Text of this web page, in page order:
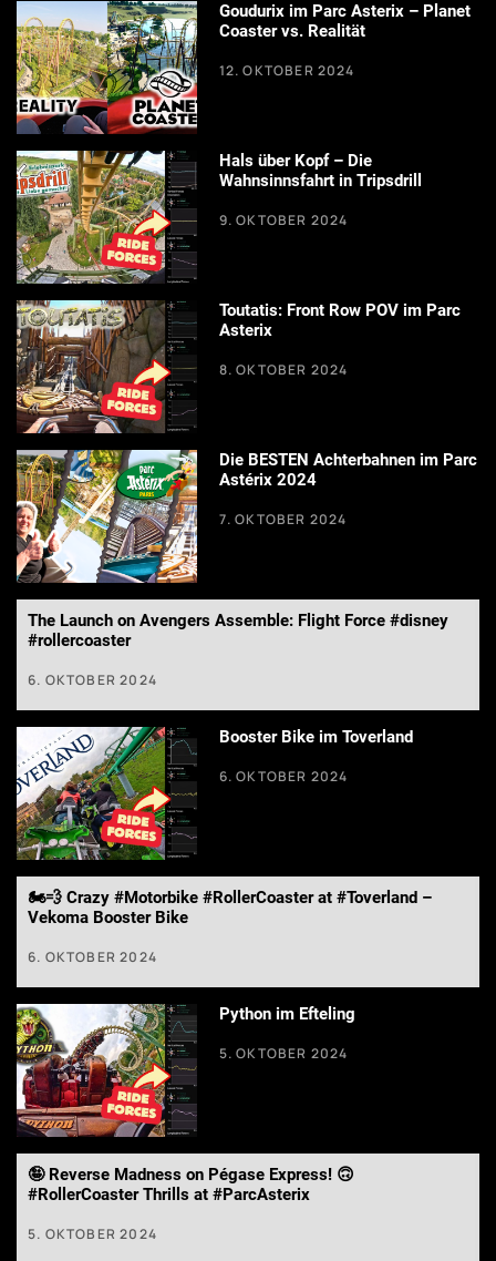
Goudurix im Parc Asterix – Planet
Coaster vs. Realität
12. OKTOBER 2024
Hals über Kopf – Die
Wahnsinnsfahrt in Tripsdrill
9. OKTOBER 2024
Toutatis: Front Row POV im Parc
Asterix
8. OKTOBER 2024
Die BESTEN Achterbahnen im Parc
Astérix 2024
7. OKTOBER 2024
The Launch on Avengers Assemble: Flight Force #disney
#rollercoaster
6. OKTOBER 2024
Booster Bike im Toverland
6. OKTOBER 2024
🏍️💨 Crazy #Motorbike #RollerCoaster at #Toverland –
Vekoma Booster Bike
6. OKTOBER 2024
Python im Efteling
5. OKTOBER 2024
🤪 Reverse Madness on Pégase Express! 🙃
#RollerCoaster Thrills at #ParcAsterix
5. OKTOBER 2024